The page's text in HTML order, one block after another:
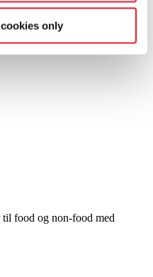
only
til food og non-food med